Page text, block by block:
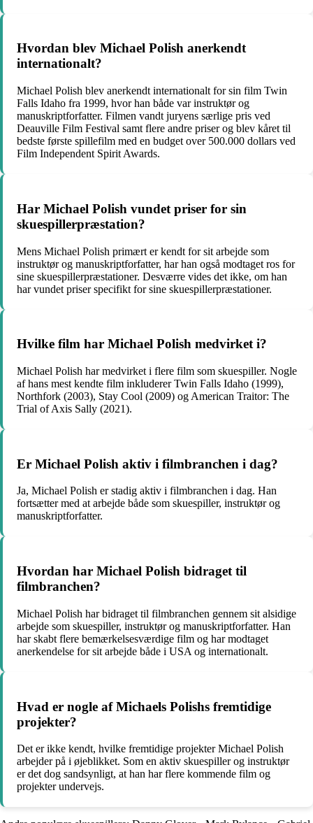
Hvordan blev Michael Polish anerkendt
internationalt?
Michael Polish blev anerkendt internationalt for sin film Twin
Falls Idaho fra 1999, hvor han både var instruktør og
manuskriptforfatter. Filmen vandt juryens særlige pris ved
Deauville Film Festival samt flere andre priser og blev kåret til
bedste første spillefilm med en budget over 500.000 dollars ved
Film Independent Spirit Awards.
Har Michael Polish vundet priser for sin
skuespillerpræstation?
Mens Michael Polish primært er kendt for sit arbejde som
instruktør og manuskriptforfatter, har han også modtaget ros for
sine skuespillerpræstationer. Desværre vides det ikke, om han
har vundet priser specifikt for sine skuespillerpræstationer.
Hvilke film har Michael Polish medvirket i?
Michael Polish har medvirket i flere film som skuespiller. Nogle
af hans mest kendte film inkluderer Twin Falls Idaho (1999),
Northfork (2003), Stay Cool (2009) og American Traitor: The
Trial of Axis Sally (2021).
Er Michael Polish aktiv i filmbranchen i dag?
Ja, Michael Polish er stadig aktiv i filmbranchen i dag. Han
fortsætter med at arbejde både som skuespiller, instruktør og
manuskriptforfatter.
Hvordan har Michael Polish bidraget til
filmbranchen?
Michael Polish har bidraget til filmbranchen gennem sit alsidige
arbejde som skuespiller, instruktør og manuskriptforfatter. Han
har skabt flere bemærkelsesværdige film og har modtaget
anerkendelse for sit arbejde både i USA og internationalt.
Hvad er nogle af Michaels Polishs fremtidige
projekter?
Det er ikke kendt, hvilke fremtidige projekter Michael Polish
arbejder på i øjeblikket. Som en aktiv skuespiller og instruktør
er det dog sandsynligt, at han har flere kommende film og
projekter undervejs.